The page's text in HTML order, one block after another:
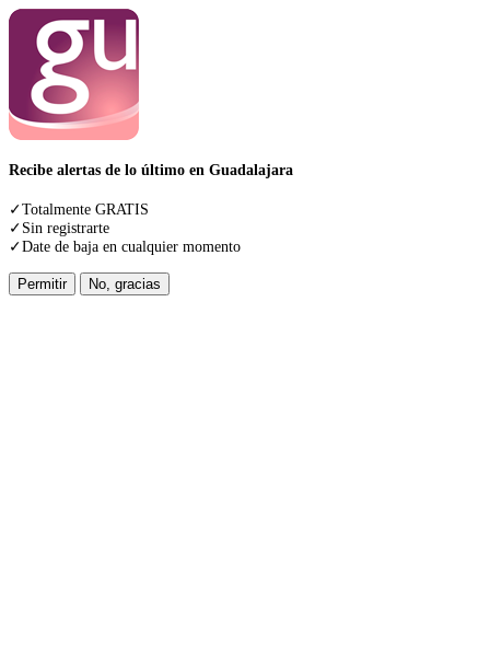
Recibe alertas de lo último en Guadalajara
✓Totalmente GRATIS
✓Sin registrarte
✓Date de baja en cualquier momento
Permitir No, gracias